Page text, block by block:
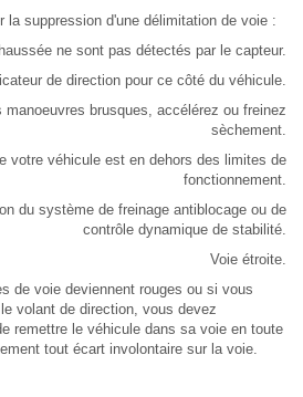
la suppression d'une délimitation de voie :
ne sont pas détectés par le capteur.
de direction pour ce côté du véhicule.
brusques, accélérez ou freinez
sèchement.
votre véhicule est en dehors des limites de
fonctionnement.
du système de freinage antiblocage ou de
contrôle dynamique de stabilité.
Voie étroite.
de voie deviennent rouges ou si vous
volant de direction, vous devez
remettre le véhicule dans sa voie en toute
tout écart involontaire sur la voie.